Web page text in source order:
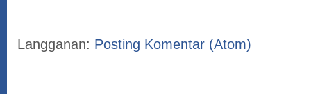
Langganan: Posting Komentar (Atom)